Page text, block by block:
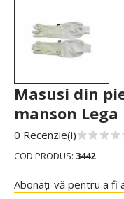
Masusi din
manson Lega
0 Recenzie(i)
COD PRODUS: 3442
Abonați-vă pentru a fi